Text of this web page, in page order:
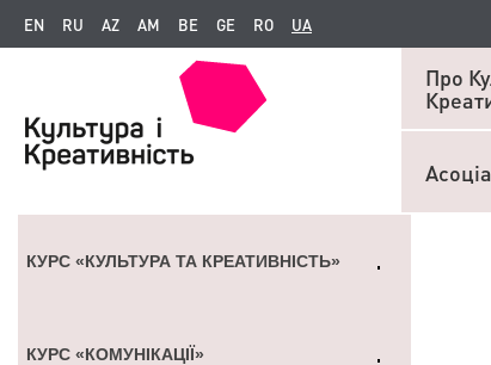
EN RU AZ AM BE GE RO UA
Про
КУРС «КУЛЬТУРА ТА КРЕАТИВНІСТЬ»
КУРС «КОМУНІКАЦІЇ»